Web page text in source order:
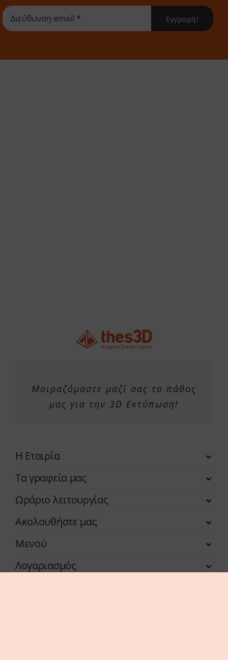
Εγγραφή!
Μοιραζόμαστε μαζί σας το πάθος
μας για την 3D Εκτύπωση!
Η Εταιρία
Τα γραφεία μας
Ωράριο λειτουργίας
Ακολουθήστε μας
Μενού
Λογαριασμός